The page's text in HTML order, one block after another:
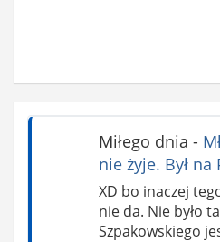
Miłego dnia -
nie żyje. Był na
XD bo inaczej
nie da. Nie było
Szpakowskiego